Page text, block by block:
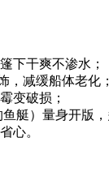
下干爽不渗水；
，减缓船体老化；
变破损；
艇）量身开版
心。